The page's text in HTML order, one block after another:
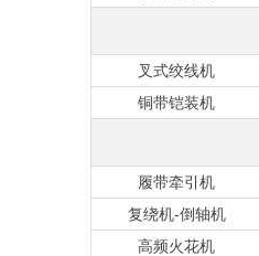
叉式绞线机
铜带铠装机
履带牵引机
复绕机-倒轴机
高频火花机